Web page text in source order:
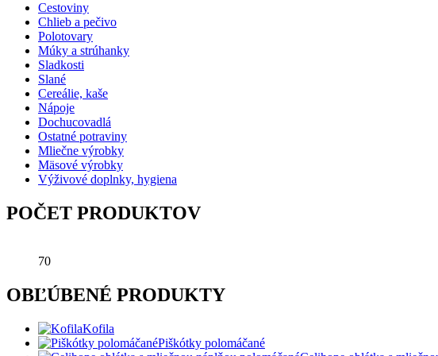
Cestoviny
Chlieb a pečivo
Polotovary
Múky a strúhanky
Sladkosti
Slané
Cereálie, kaše
Nápoje
Dochucovadlá
Ostatné potraviny
Mliečne výrobky
Mäsové výrobky
Výživové doplnky, hygiena
POČET PRODUKTOV
70
OBĽÚBENÉ PRODUKTY
Kofila
Piškótky polomáčané